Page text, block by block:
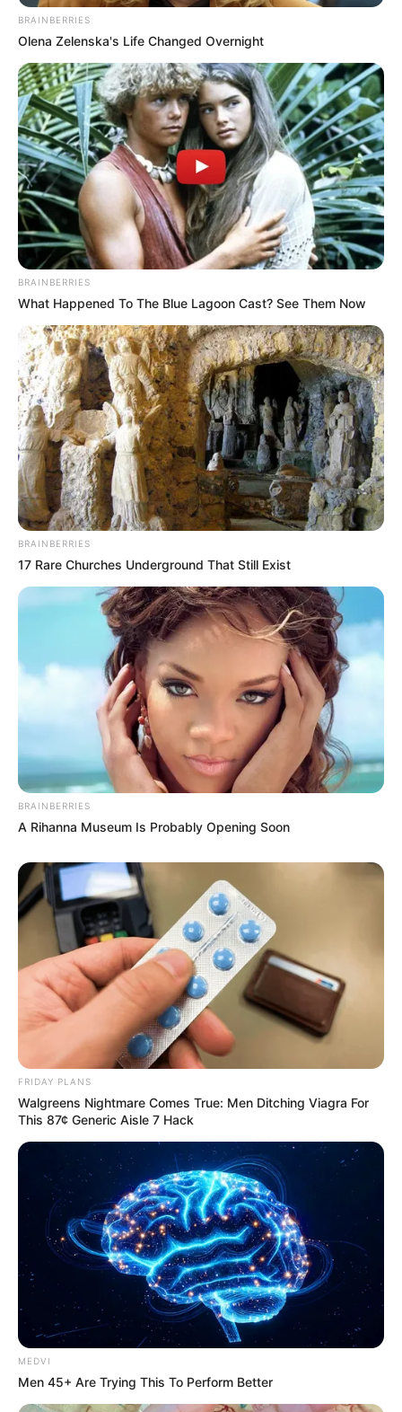
BRAINBERRIES
Olena Zelenska's Life Changed Overnight
BRAINBERRIES
What Happened To The Blue Lagoon Cast? See Them Now
BRAINBERRIES
17 Rare Churches Underground That Still Exist
BRAINBERRIES
A Rihanna Museum Is Probably Opening Soon
FRIDAY PLANS
Walgreens Nightmare Comes True: Men Ditching Viagra For
This 87¢ Generic Aisle 7 Hack
MEDVI
Men 45+ Are Trying This To Perform Better